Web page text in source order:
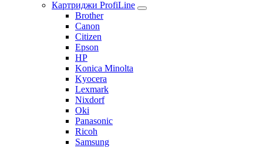
Картриджи ProfiLine
Brother
Canon
Citizen
Epson
HP
Konica Minolta
Kyocera
Lexmark
Nixdorf
Oki
Panasonic
Ricoh
Samsung